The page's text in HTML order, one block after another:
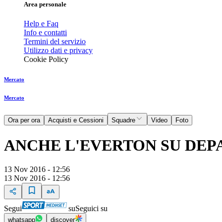
Area personale
Help e Faq
Info e contatti
Termini del servizio
Utilizzo dati e privacy
Cookie Policy
Mercato
Mercato
Ora per ora Acquisti e Cessioni Squadre Video Foto
ANCHE L'EVERTON SU
13 Nov 2016 - 12:56
13 Nov 2016 - 12:56
Segui suSeguici su
whatsapp discover